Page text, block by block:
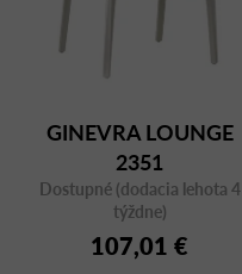
GINEVRA LOUNGE
2351
Dostupné (dodacia lehota 4
týždne)
107,01 €